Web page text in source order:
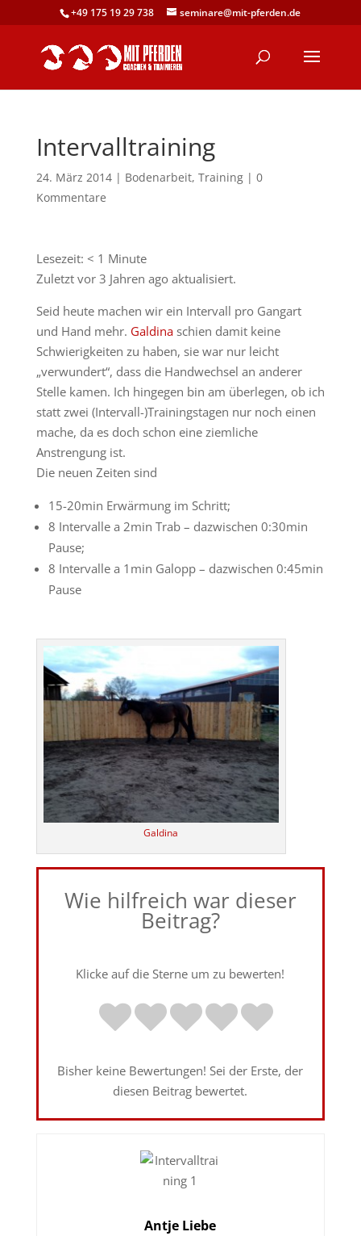
+49 175 19 29 738 seminare@mit-pferden.de
Intervalltraining
24. März 2014| Bodenarbeit, Training| 0
Kommentare
Lesezeit: < 1 Minute
Zuletzt vor 3 Jahren ago aktualisiert.
Seid heute machen wir ein Intervall pro Gangart
und Hand mehr. Galdinaschien damit keine
Schwierigkeiten zu haben, sie war nur leicht
„verwundert“, dass die Handwechsel an anderer
Stelle kamen. Ich hingegen bin am überlegen, ob ich
statt zwei (Intervall-)Trainingstagen nur noch einen
mache, da es doch schon eine ziemliche
Anstrengung ist.
Die neuen Zeiten sind
15-20min Erwärmung im Schritt;
8 Intervalle a 2min Trab – dazwischen 0:30min
Pause;
8 Intervalle a 1min Galopp – dazwischen 0:45min
Pause
Galdina
Wie hilfreich war dieser
Beitrag?
Klicke auf die Sterne um zu bewerten!
Bisher keine Bewertungen! Sei der Erste, der
diesen Beitrag bewertet.
Antje Liebe